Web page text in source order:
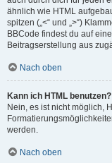
ähnlich wie HTML
spitzen („<“ und „>“)
BBCode findest du auf
Beitragserstellung aus
Nach oben
Kann ich HTML benutzen?
Nein, es ist nicht möglich,
werden.
Nach oben